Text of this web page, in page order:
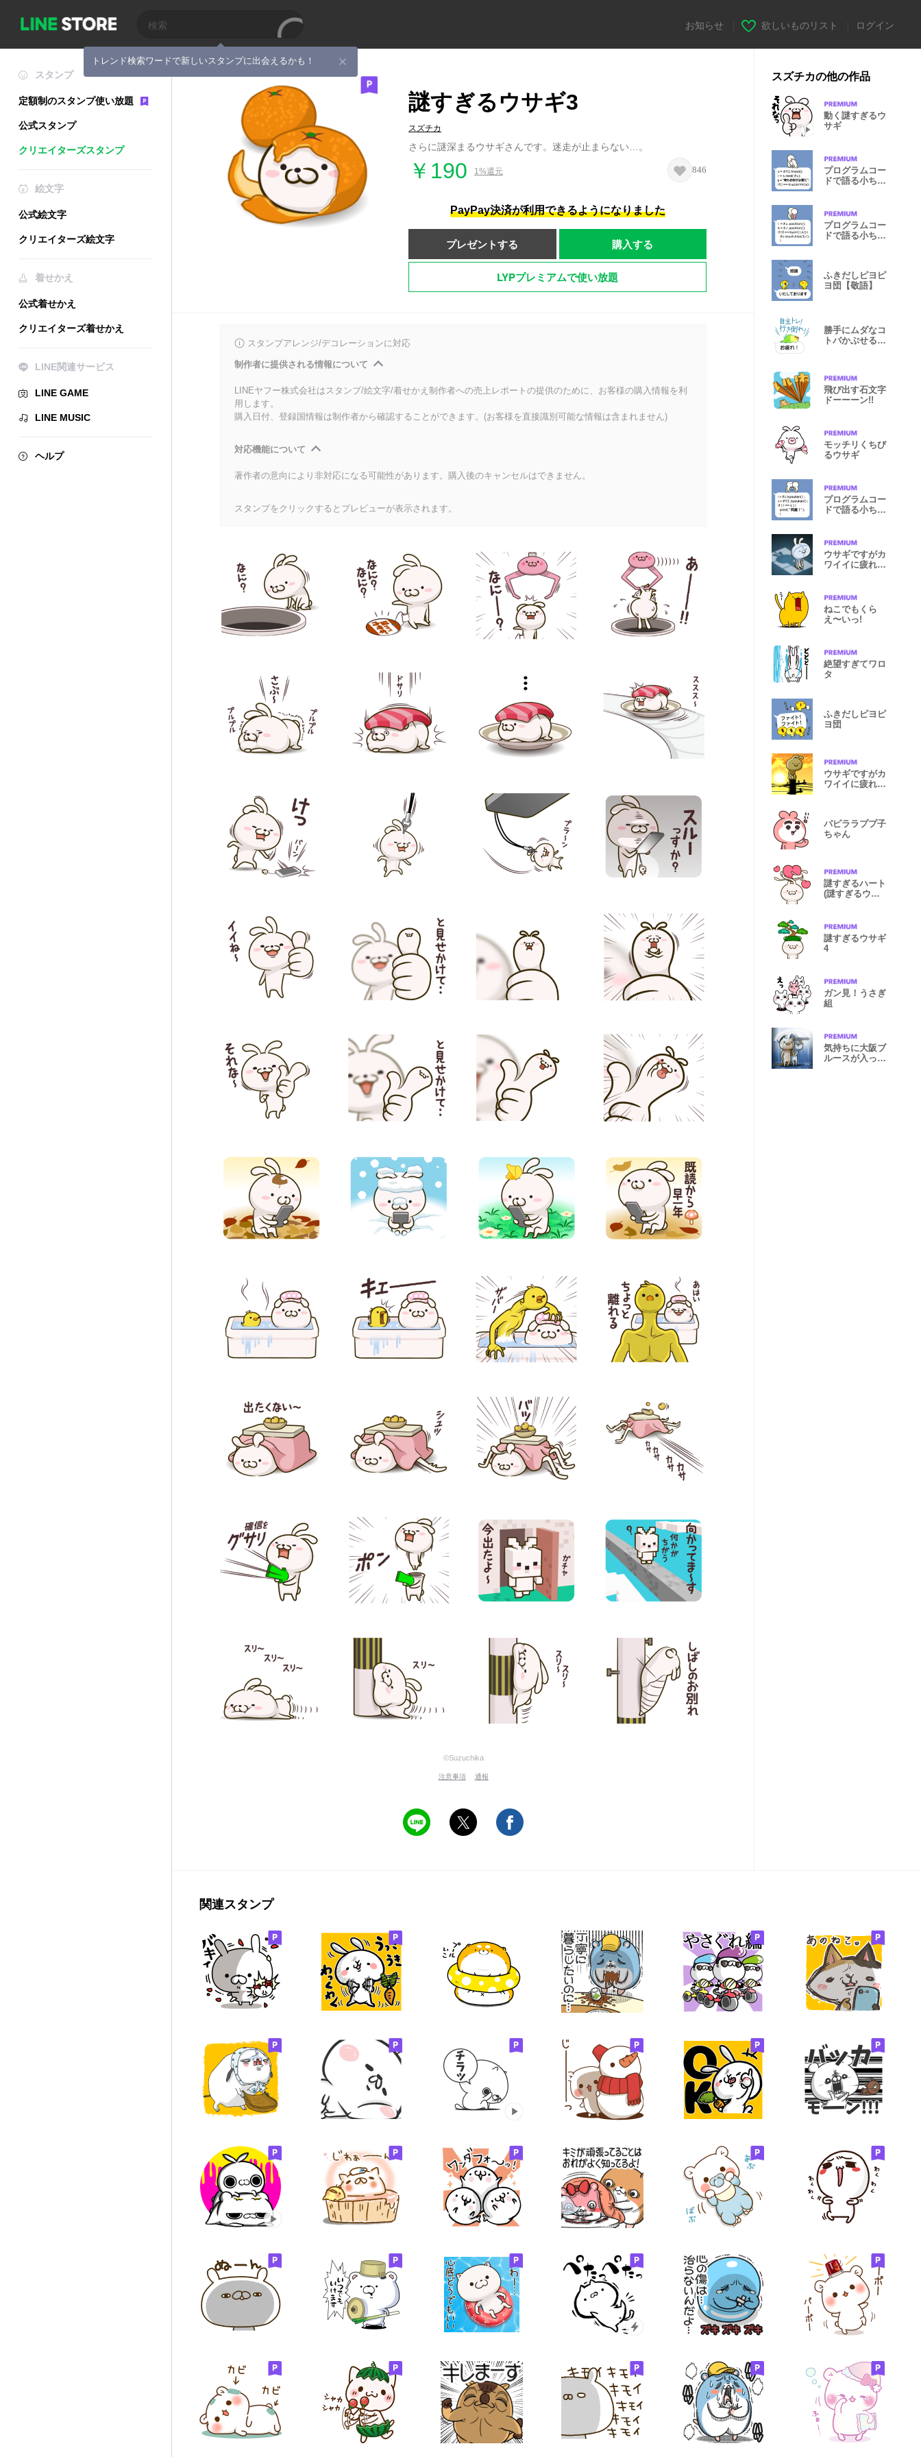
トレンド検索ワードで新しいスタンプに出会えるかも！
お知らせ 欲しいものリスト ログイン
スタンプ
定額制のスタンプ使い放題
公式スタンプ
クリエイターズスタンプ
絵文字
公式絵文字
クリエイターズ絵文字
着せかえ
公式着せかえ
クリエイターズ着せかえ
LINE関連サービス
LINE GAME
LINE MUSIC
ヘルプ
謎すぎるウサギ3
スズチカ
さらに謎深まるウサギさんです。迷走が止まらない…。
￥190 1%還元 846
PayPay決済が利用できるようになりました
プレゼントする 購入する
LYPプレミアムで使い放題
スタンプアレンジ/デコレーションに対応
制作者に提供される情報について
LINEヤフー株式会社はスタンプ/絵文字/着せかえ制作者への売上レポートの提供のために、お客様の購入情報を利
用します。
購入日付、登録国情報は制作者から確認することができます。(お客様を直接識別可能な情報は含まれません)
対応機能について
著作者の意向により非対応になる可能性があります。購入後のキャンセルはできません。
スタンプをクリックするとプレビューが表示されます。
©Suzuchika
注意事項 通報
スズチカの他の作品
動く謎すぎるウ
サギ
プログラムコー
ドで語る小ちゃ
プログラムコー
ドで語る小ちゃ
ふきだしピヨピ
ヨ団【敬語】
勝手にムダなコ
トバかぶせるイ
飛び出す石文字
ドーーーン!!
モッチリくちび
るウサギ
プログラムコー
ドで語る小ちゃ
ウサギですがカ
ワイイに疲れま
ねこでもくら
え〜いっ!
絶望すぎてワロ
タ
ふきだしピヨピ
ヨ団
ウサギですがカ
ワイイに疲れま
パピララププ子
ちゃん
謎すぎるハート
(謎すぎるウサ
謎すぎるウサギ
4
ガン見！うさぎ
組
気持ちに大阪ブ
ルースが入って
関連スタンプ